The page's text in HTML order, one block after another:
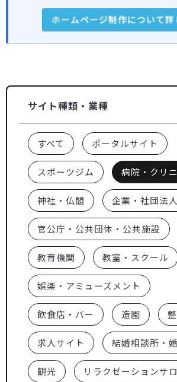
ホームページ制作について
サイト種類・業種
すべて ポータルサイト
スポーツジム 病院・クリ
神社・仏閣 企業・社団法
官公庁・公共団体・公共施設
教育機関 教室・スクール
娯楽・アミューズメント
飲食店・バー 造園
求人サイト 結婚相談所・
観光 リラクゼーションサ